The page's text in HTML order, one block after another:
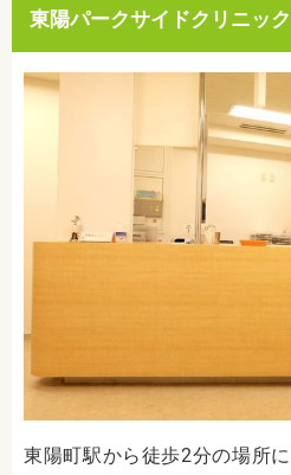
東陽パークサイドクリニック
東陽町駅から徒歩2分の場所